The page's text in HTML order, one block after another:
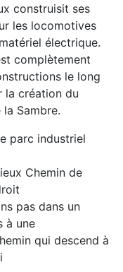
construisit ses
les locomotives
électrique.
complètement
le long
la création du
Sambre.
parc industriel
Chemin de
pas dans un
à une
qui descend à